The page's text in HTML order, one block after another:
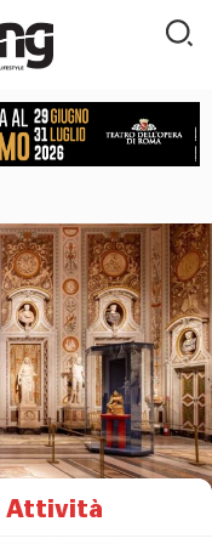
Attività